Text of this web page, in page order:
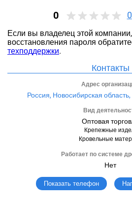
0 0
Если вы владелец этой
восстановления пароля
техподдержки.
Контакты
Адрес
Россия, Новосибирская
Вид
Оптовая
Крепежные
Кровельные
Работает по системе
Нет
Показать телефон